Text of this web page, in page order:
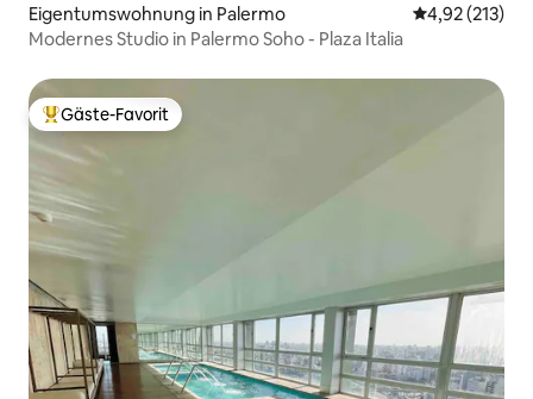
Eigentumswohnung in Palermo
4,92 (213)
Modernes Studio in Palermo Soho - Plaza Italia
Beliebter Gäste-Favorit.
Gäste-Favorit